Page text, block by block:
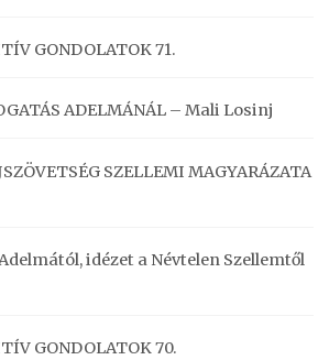
GONDOLATOK 71.
ADELMÁNÁL – Mali Losinj
SZELLEMI MAGYARÁZATA
idézet a Névtelen Szellemtől
GONDOLATOK 70.